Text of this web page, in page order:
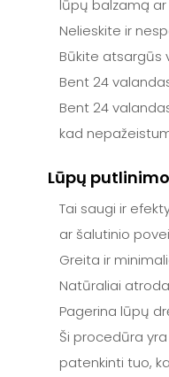
lūpų balzamą
Nelieskite ir
Būkite atsargūs
Bent 24
Bent 24
kad
Lūpų
Tai saugi ir
ar šalutinio
Greita ir
Natūraliai
Pagerina lūpų
Ši procedūra
patenkinti tuo,